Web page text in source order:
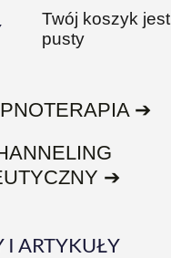
Twój koszyk jest
pusty
➔
➔
I ARTYKUŁY